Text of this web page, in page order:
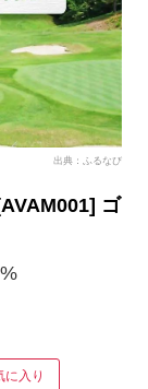
出典：ふるなび
ゴ
%
に入り